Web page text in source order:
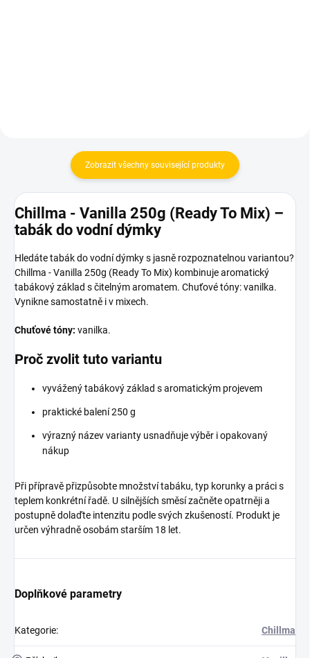
Zobrazit všechny související produkty
Chillma - Vanilla 250g (Ready To Mix) –
tabák do vodní dýmky
Hledáte tabák do vodní dýmky s jasně rozpoznatelnou variantou?
Chillma - Vanilla 250g (Ready To Mix) kombinuje aromatický
tabákový základ s čitelným aromatem. Chuťové tóny: vanilka.
Vynikne samostatně i v mixech.
Chuťové tóny: vanilka.
Proč zvolit tuto variantu
vyvážený tabákový základ s aromatickým projevem
praktické balení 250 g
výrazný název varianty usnadňuje výběr i opakovaný
nákup
Při přípravě přizpůsobte množství tabáku, typ korunky a práci s
teplem konkrétní řadě. U silnějších směsí začněte opatrněji a
postupně dolaďte intenzitu podle svých zkušeností. Produkt je
určen výhradně osobám starším 18 let.
Doplňkové parametry
Kategorie: Chillma